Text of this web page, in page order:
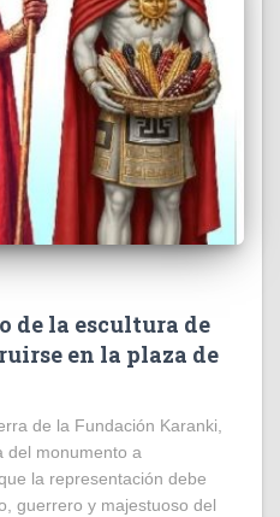
de la escultura de
en la plaza de
de la Fundación Karanki,
del monumento a
la representación debe
guerrero y majestuoso del